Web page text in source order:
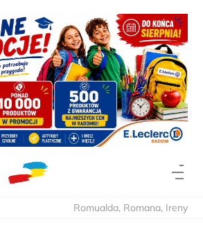
Romualda, Romana, Ireny